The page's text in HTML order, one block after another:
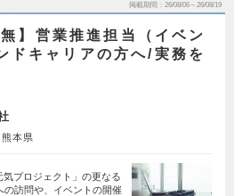
掲載期間 26/08/06～26/08/19
】営業推進担当（イベン
ドキャリアの方へ/実務を
熊本県
プロジェクト」の更なる
の訪問や、イベントの開催